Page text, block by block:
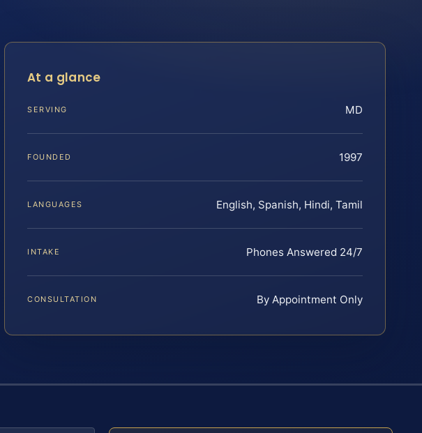
At a glance
SERVING MD
FOUNDED 1997
LANGUAGES English, Spanish, Hindi, Tamil
INTAKE Phones Answered 24/7
CONSULTATION By Appointment Only